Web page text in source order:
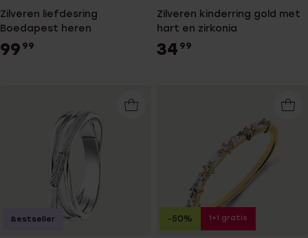
Zilveren liefdesring
Boedapest heren
99 99
Zilveren kinderring gold met
hart en zirkonia
34 99
Bestseller -50% 1+1 gratis